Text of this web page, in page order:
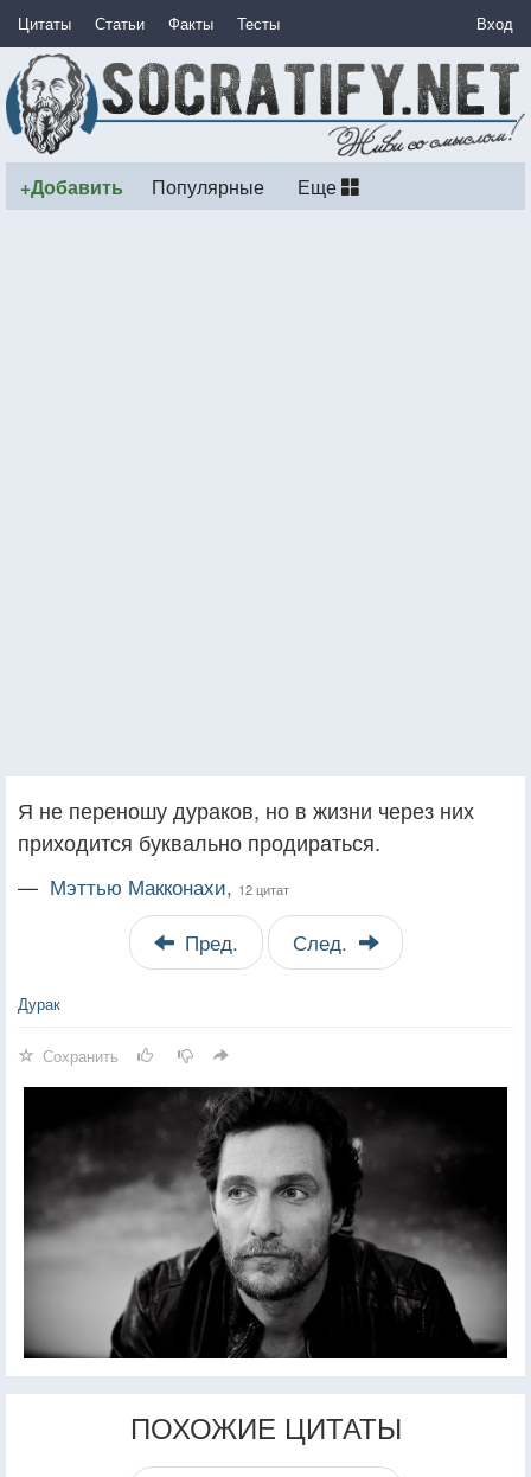
Цитаты Статьи Факты Тесты Вход
+Добавить Популярные Еще
Я не переношу дураков, но в жизни через них
приходится буквально продираться.
— Мэттью Макконахи, 12 цитат
Пред. След.
Дурак
Сохранить
ПОХОЖИЕ ЦИТАТЫ